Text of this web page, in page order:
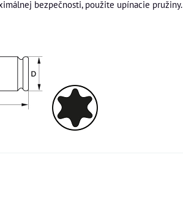
bezpečnosti, použite upínacie pružiny.